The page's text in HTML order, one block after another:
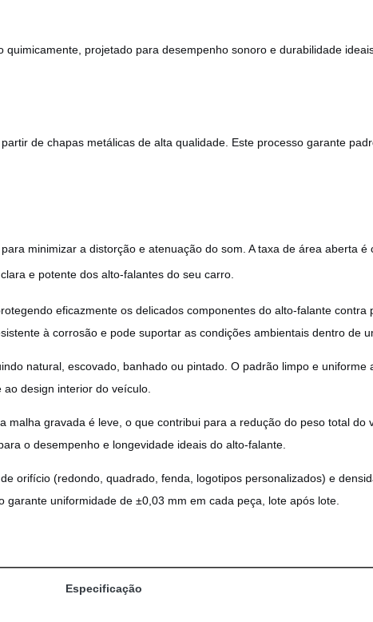
projetado para desempenho sonoro e durabilidade
de chapas metálicas de alta qualidade. Este processo garante
minimizar a distorção e atenuação do som. A taxa de área aberta é
e potente dos alto-falantes do seu carro.
eficazmente os delicados componentes do alto-falante contra
à corrosão e pode suportar as condições ambientais dentro de
natural, escovado, banhado ou pintado. O padrão limpo e uniforme
design interior do veículo.
malha gravada é leve, o que contribui para a redução do peso total do
o desempenho e longevidade ideais do alto-falante.
orifício (redondo, quadrado, fenda, logotipos personalizados) e
uniformidade de ±0,03 mm em cada peça, lote após lote.
Especificação